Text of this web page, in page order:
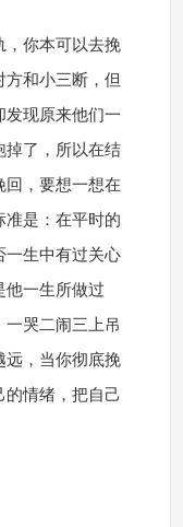
你本可以去挽
方和小三断，但
发现原来他们一
掉了，所以在结
回，要想一想在
准是：在平时的
一生中有过关心
他一生所做过
一哭二闹三上吊
远，当你彻底挽
的情绪，把自己